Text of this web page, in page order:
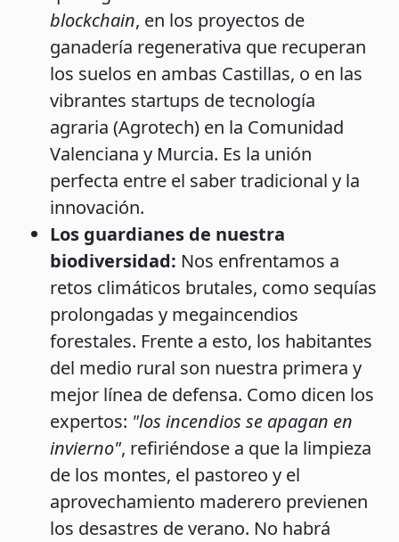
blockchain, en los proyectos de
ganadería regenerativa que recuperan
los suelos en ambas Castillas, o en las
vibrantes startups de tecnología
agraria (Agrotech) en la Comunidad
Valenciana y Murcia. Es la unión
perfecta entre el saber tradicional y la
innovación.
Los guardianes de nuestra
biodiversidad: Nos enfrentamos a
retos climáticos brutales, como sequías
prolongadas y megaincendios
forestales. Frente a esto, los habitantes
del medio rural son nuestra primera y
mejor línea de defensa. Como dicen los
expertos: "los incendios se apagan en
invierno", refiriéndose a que la limpieza
de los montes, el pastoreo y el
aprovechamiento maderero previenen
los desastres de verano. No habrá